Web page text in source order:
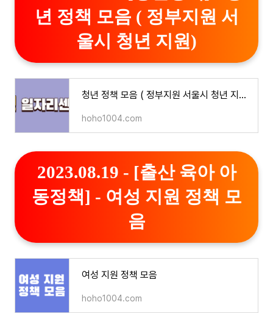
년 정책 모음 ( 정부지원 서
울시 청년 지원)
청년 정책 모음 ( 정부지원 서울시 청년 지원)
hoho1004.com
2023.08.19 - [출산 육아 아
동정책] - 여성 지원 정책 모
음
여성 지원 정책 모음
hoho1004.com